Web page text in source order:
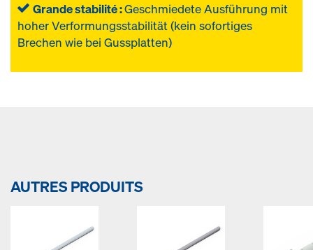
Grande stabilité :Geschmiedete Ausführung mit
hoher Verformungsstabilität (kein sofortiges
Brechen wie bei Gussplatten)
AUTRES PRODUITS